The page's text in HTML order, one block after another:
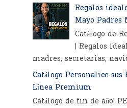
Regalos
Mayo Padres
Catálogo de
| Regalos
madres, secretarias,
Catálogo Personalice sus
Línea Premium
Catálogo de fin de año!